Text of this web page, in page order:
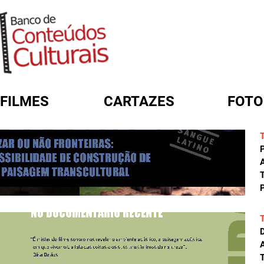
FILMES CARTAZES
FORMULÁRIO DE BUSCA